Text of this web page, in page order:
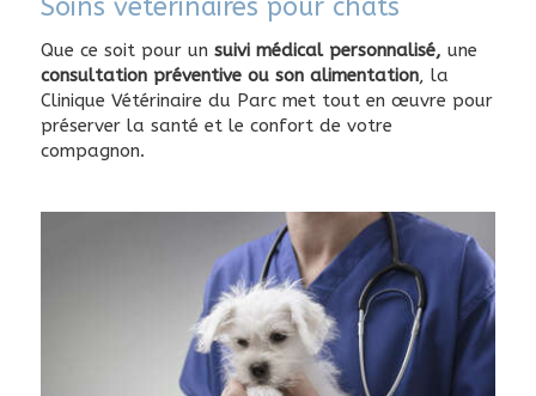
Soins vétérinaires pour chats
Que ce soit pour un suivi médical personnalisé, une
consultation préventive ou son alimentation, la
Clinique Vétérinaire du Parc met tout en œuvre pour
préserver la santé et le confort de votre
compagnon.